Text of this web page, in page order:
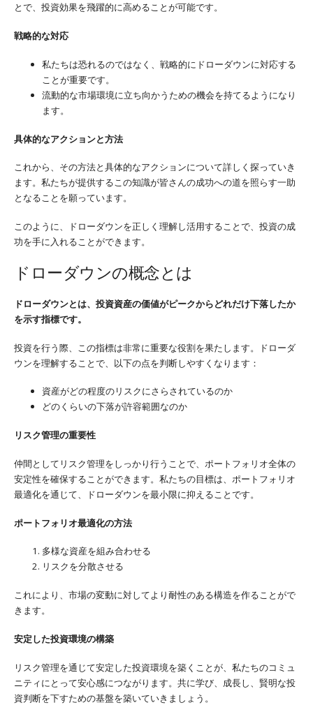
とで、投資効果を飛躍的に高めることが可能です。
戦略的な対応
私たちは恐れるのではなく、戦略的にドローダウンに対応する
ことが重要です。
流動的な市場環境に立ち向かうための機会を持てるようになり
ます。
具体的なアクションと方法
これから、その方法と具体的なアクションについて詳しく探っていき
ます。私たちが提供するこの知識が皆さんの成功への道を照らす一助
となることを願っています。
このように、ドローダウンを正しく理解し活用することで、投資の成
功を手に入れることができます。
ドローダウンの概念とは
ドローダウンとは、投資資産の価値がピークからどれだけ下落したか
を示す指標です。
投資を行う際、この指標は非常に重要な役割を果たします。ドローダ
ウンを理解することで、以下の点を判断しやすくなります：
資産がどの程度のリスクにさらされているのか
どのくらいの下落が許容範囲なのか
リスク管理の重要性
仲間としてリスク管理をしっかり行うことで、ポートフォリオ全体の
安定性を確保することができます。私たちの目標は、ポートフォリオ
最適化を通じて、ドローダウンを最小限に抑えることです。
ポートフォリオ最適化の方法
多様な資産を組み合わせる
リスクを分散させる
これにより、市場の変動に対してより耐性のある構造を作ることがで
きます。
安定した投資環境の構築
リスク管理を通じて安定した投資環境を築くことが、私たちのコミュ
ニティにとって安心感につながります。共に学び、成長し、賢明な投
資判断を下すための基盤を築いていきましょう。